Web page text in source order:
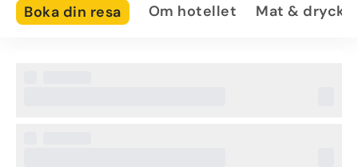
Boka din resa Om hotellet Mat & dryck